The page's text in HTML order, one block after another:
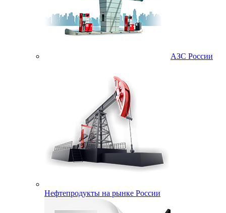
АЗС России
Нефтепродукты на рынке России